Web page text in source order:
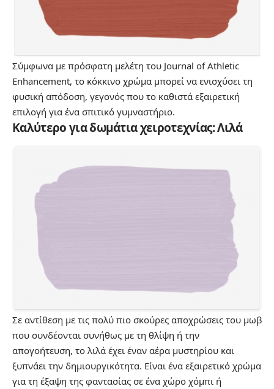
Σύμφωνα με πρόσφατη μελέτη του Journal of Athletic
Enhancement, το κόκκινο χρώμα μπορεί να ενισχύσει τη
φυσική απόδοση, γεγονός που το καθιστά εξαιρετική
επιλογή για ένα σπιτικό γυμναστήριο.
Καλύτερο για δωμάτια χειροτεχνίας: Λιλά
Σε αντίθεση με τις πολύ πιο σκούρες αποχρώσεις του μωβ
που συνδέονται συνήθως με τη θλίψη ή την
απογοήτευση, το λιλά έχει έναν αέρα μυστηρίου και
ξυπνάει την δημιουργικότητα. Είναι ένα εξαιρετικό χρώμα
για τη έξαψη της φαντασίας σε ένα χώρο χόμπι ή